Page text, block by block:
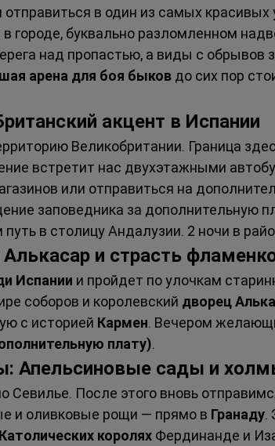
в один из самых красивых
городе, буквально разломленном
над пропастью, а виды с обрывов
арена для боя быков до сих пор
акцент в Испании
Великобритании. Граница
встретит нас двухэтажными
или отправиться на
заповедника за дополнительную
в столицу Андалузии. 2 ночи в
и страсть
Испании и пройдет по улочкам
соборов и королевский дворец
с историей Кармен. Вечером
плату).
Апельсиновые сады и
После этого вновь
и оливковые рощи — прямо в Гранаду.
Католических королях Фердинанде и